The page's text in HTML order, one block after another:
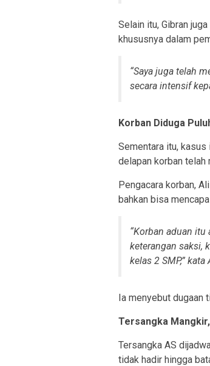
Selain itu, Gibran
khususnya dalam
“Saya juga telah
secara intensif
Korban Diduga
Sementara itu,
delapan korban telah
Pengacara korban,
bahkan bisa
“Korban aduan
keterangan saksi,
kelas 2 SMP,” kata
Ia menyebut dugaan
Tersangka
Tersangka AS
tidak hadir hingga